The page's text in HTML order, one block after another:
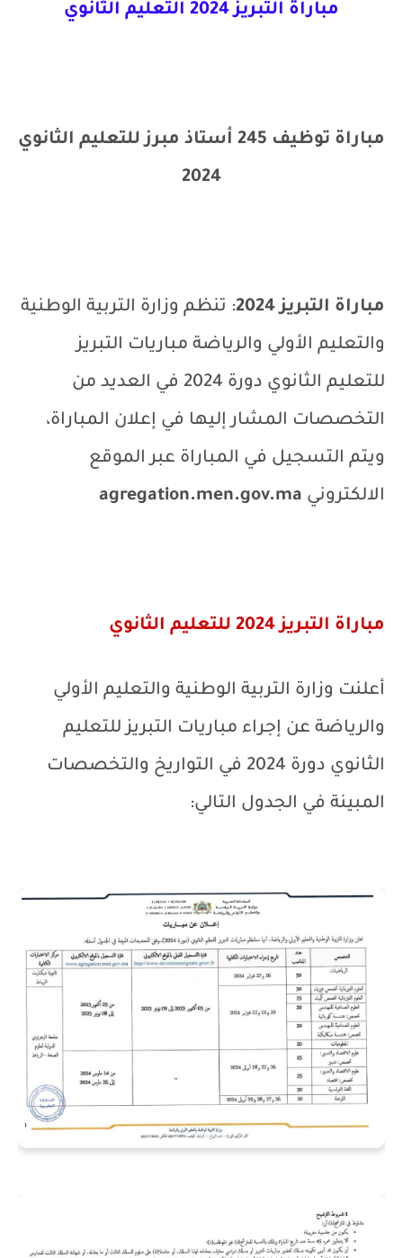
مباراة التبريز 2024 التعليم الثانوي
مباراة توظيف 245 أستاذ مبرز للتعليم الثانوي
2024
مباراة التبريز 2024
: تنظم وزارة التربية الوطنية
والتعليم الأولي والرياضة مباريات التبريز
للتعليم الثانوي دورة 2024 في العديد من
التخصصات المشار إليها في إعلان المباراة،
ويتم التسجيل في المباراة عبر الموقع
الالكتروني agregation.men.gov.ma
مباراة التبريز 2024 للتعليم الثانوي
أعلنت وزارة التربية الوطنية والتعليم الأولي
والرياضة عن إجراء مباريات التبريز للتعليم
الثانوي دورة 2024 في التواريخ والتخصصات
المبينة في الجدول التالي: